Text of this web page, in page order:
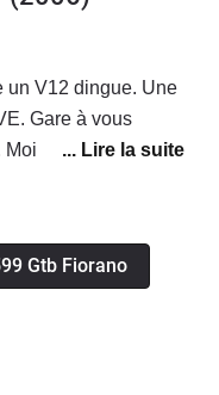
un V12 dingue. Une
Gare à vous
j’en ai deux et je
Gtb Fiorano